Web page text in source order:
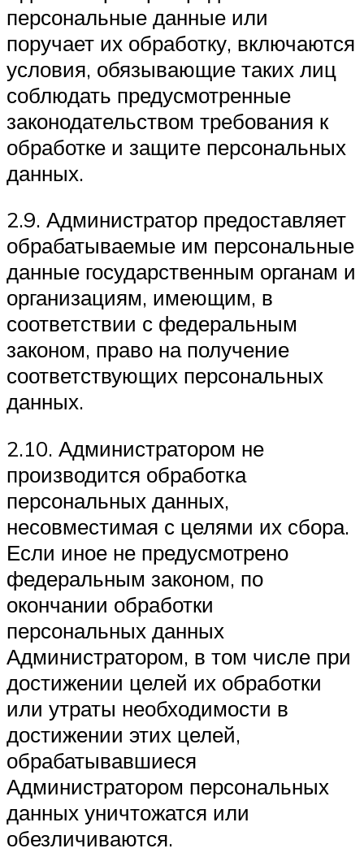
персональные данные или
поручает их обработку, включаются
условия, обязывающие таких лиц
соблюдать предусмотренные
законодательством требования к
обработке и защите персональных
данных.
2.9. Администратор предоставляет
обрабатываемые им персональные
данные государственным органам и
организациям, имеющим, в
соответствии с федеральным
законом, право на получение
соответствующих персональных
данных.
2.10. Администратором не
производится обработка
персональных данных,
несовместимая с целями их сбора.
Если иное не предусмотрено
федеральным законом, по
окончании обработки
персональных данных
Администратором, в том числе при
достижении целей их обработки
или утраты необходимости в
достижении этих целей,
обрабатывавшиеся
Администратором персональных
данных уничтожатся или
обезличиваются.